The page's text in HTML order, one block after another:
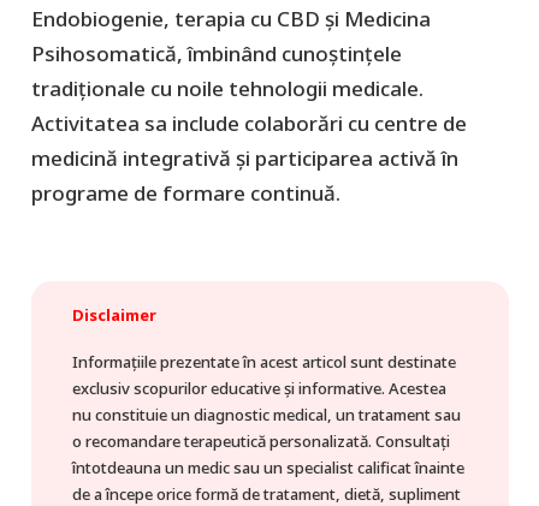
Endobiogenie, terapia cu CBD şi Medicina
Psihosomatică, îmbinând cunoștințele
tradiționale cu noile tehnologii medicale.
Activitatea sa include colaborări cu centre de
medicină integrativă și participarea activă în
programe de formare continuă.
Disclaimer
Informațiile prezentate în acest articol sunt destinate
exclusiv scopurilor educative și informative. Acestea
nu constituie un diagnostic medical, un tratament sau
o recomandare terapeutică personalizată. Consultați
întotdeauna un medic sau un specialist calificat înainte
de a începe orice formă de tratament, dietă, supliment